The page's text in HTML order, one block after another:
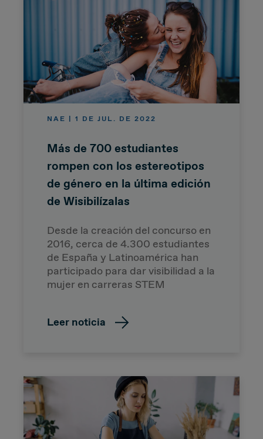
NAE | 1 DE JUL. DE 2022
Más de 700 estudiantes
rompen con los estereotipos
de género en la última edición
de Wisibilízalas
Desde la creación del concurso en
2016, cerca de 4.300 estudiantes
de España y Latinoamérica han
participado para dar visibilidad a la
mujer en carreras STEM
Leer noticia